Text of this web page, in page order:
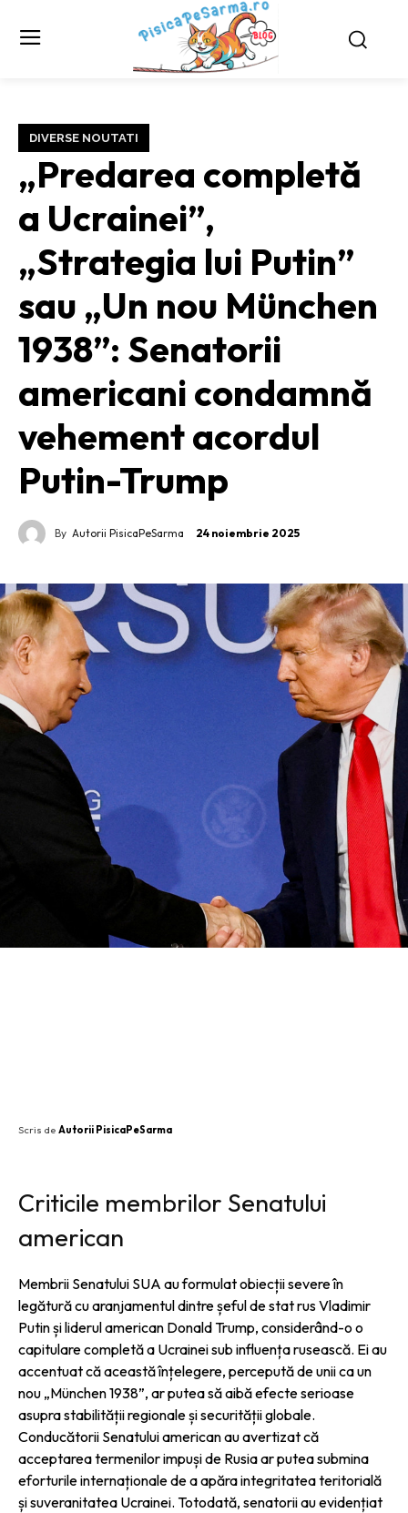
DIVERSE NOUTATI
„Predarea completă
a Ucrainei”,
„Strategia lui Putin”
sau „Un nou München
1938”: Senatorii
americani condamnă
vehement acordul
Putin-Trump
By Autorii PisicaPeSarma 24 noiembrie 2025
Scris de Autorii PisicaPeSarma
Criticile membrilor Senatului
american
Membrii Senatului SUA au formulat obiecții severe în
legătură cu aranjamentul dintre șeful de stat rus Vladimir
Putin și liderul american Donald Trump, considerând-o o
capitulare completă a Ucrainei sub influența rusească. Ei au
accentuat că această înțelegere, percepută de unii ca un
nou „München 1938”, ar putea să aibă efecte serioase
asupra stabilității regionale și securității globale.
Conducătorii Senatului american au avertizat că
acceptarea termenilor impuși de Rusia ar putea submina
eforturile internaționale de a apăra integritatea teritorială
și suveranitatea Ucrainei. Totodată, senatorii au evidențiat